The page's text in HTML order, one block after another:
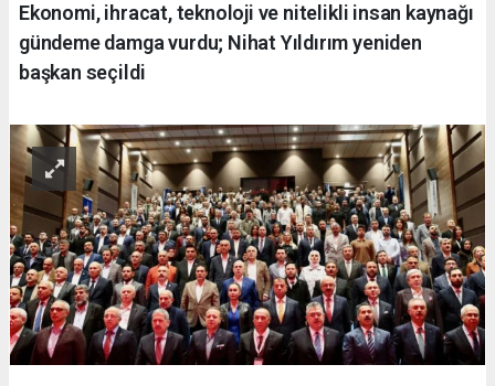
Ekonomi, ihracat, teknoloji ve nitelikli insan kaynağı
gündeme damga vurdu; Nihat Yıldırım yeniden
başkan seçildi